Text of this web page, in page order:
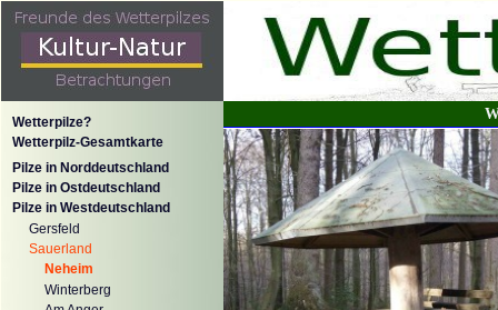
Wetterpilze?
Wetterpilz-Gesamtkarte
Pilze in Norddeutschland
Pilze in Ostdeutschland
Pilze in Westdeutschland
Gersfeld
Sauerland
Neheim
Winterberg